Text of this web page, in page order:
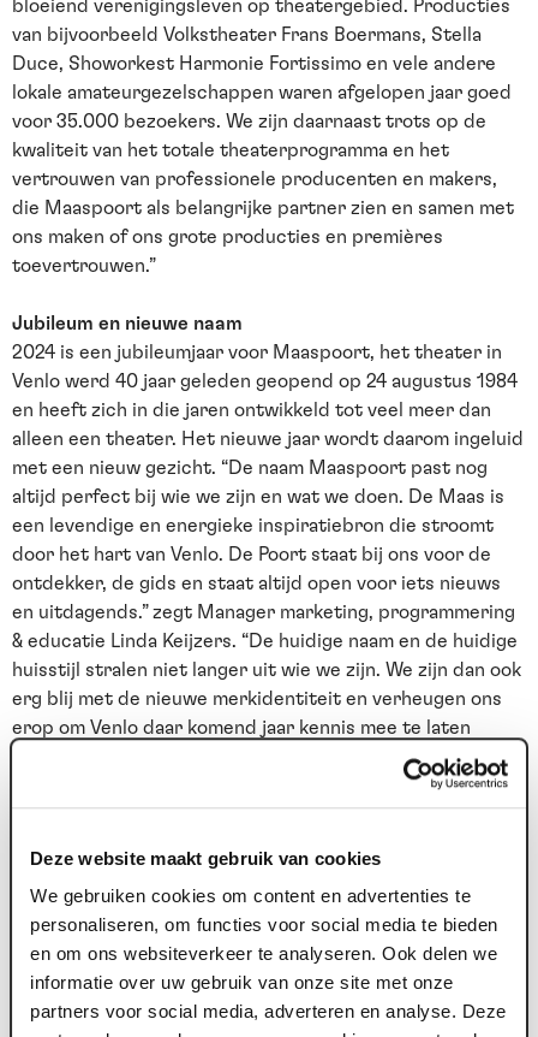
Deze website maakt gebruik van cookies
We gebruiken cookies om content en advertenties te
personaliseren, om functies voor social media te bieden
en om ons websiteverkeer te analyseren. Ook delen we
informatie over uw gebruik van onze site met onze
partners voor social media, adverteren en analyse. Deze
bloeiend verenigingsleven op theatergebied. Producties
van bijvoorbeeld Volkstheater Frans Boermans, Stella
Duce, Showorkest Harmonie Fortissimo en vele andere
lokale amateurgezelschappen waren afgelopen jaar goed
voor 35.000 bezoekers. We zijn daarnaast trots op de
kwaliteit van het totale theaterprogramma en het
vertrouwen van professionele producenten en makers,
die Maaspoort als belangrijke partner zien en samen met
ons maken of ons grote producties en premières
toevertrouwen.”
Jubileum en nieuwe naam
2024 is een jubileumjaar voor Maaspoort, het theater in
Venlo werd 40 jaar geleden geopend op 24 augustus 1984
en heeft zich in die jaren ontwikkeld tot veel meer dan
alleen een theater. Het nieuwe jaar wordt daarom ingeluid
met een nieuw gezicht. “De naam Maaspoort past nog
altijd perfect bij wie we zijn en wat we doen. De Maas is
een levendige en energieke inspiratiebron die stroomt
door het hart van Venlo. De Poort staat bij ons voor de
ontdekker, de gids en staat altijd open voor iets nieuws
en uitdagends.” zegt Manager marketing, programmering
& educatie Linda Keijzers. “De huidige naam en de huidige
huisstijl stralen niet langer uit wie we zijn. We zijn dan ook
erg blij met de nieuwe merkidentiteit en verheugen ons
erop om Venlo daar komend jaar kennis mee te laten
maken.” De nieuwe merkidentiteit is vormgegeven in
samenwerking met de Venlose creatieve studio
Luidspreker, die in het verleden al diverse Red Dot